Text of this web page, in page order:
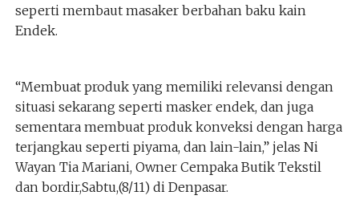
seperti membaut masaker berbahan baku kain
Endek.
“Membuat produk yang memiliki relevansi dengan
situasi sekarang seperti masker endek, dan juga
sementara membuat produk konveksi dengan harga
terjangkau seperti piyama, dan lain-lain,” jelas Ni
Wayan Tia Mariani, Owner Cempaka Butik Tekstil
dan bordir,Sabtu,(8/11) di Denpasar.